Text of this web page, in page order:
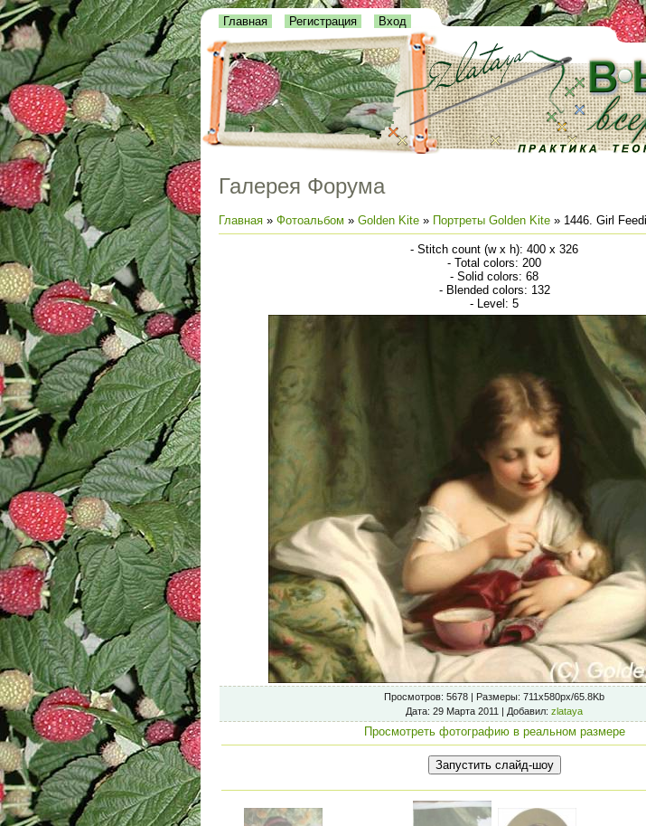
Главная Регистрация Вход
Галерея Форума
Главная » Фотоальбом » Golden Kite » Портреты Golden Kite » 1446. Girl
- Stitch count (w x h): 400 x 326
- Total colors: 200
- Solid colors: 68
- Blended colors: 132
- Level: 5
Просмотров: 5678 | Размеры: 711x580px/65.8Kb
Дата: 29 Марта 2011 | Добавил: zlataya
Просмотреть фотографию в реальном размере